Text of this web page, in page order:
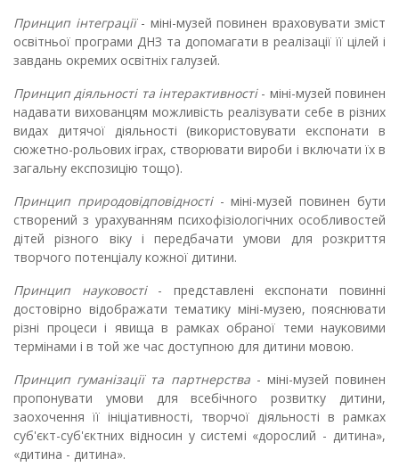
Принцип інтеграції- міні-музей повинен враховувати зміст
освітньої програми ДНЗ та допомагати в реалізації її цілей і
завдань окремих освітніх галузей.
Принцип діяльності та інтерактивності- міні-музей повинен
надавати вихованцям можливість реалізувати себе в різних
видах дитячої діяльності (використовувати експонати в
сюжетно-рольових іграх, створювати вироби і включати їх в
загальну експозицію тощо).
Принцип природовідповідності- міні-музей повинен бути
створений з урахуванням психофізіологічних особливостей
дітей різного віку і передбачати умови для розкриття
творчого потенціалу кожної дитини.
Принцип науковості- представлені експонати повинні
достовірно відображати тематику міні-музею, пояснювати
різні процеси і явища в рамках обраної теми науковими
термінами і в той же час доступною для дитини мовою.
Принцип гуманізації та партнерства- міні-музей повинен
пропонувати умови для всебічного розвитку дитини,
заохочення її ініціативності, творчої діяльності в рамках
суб'єкт-суб'єктних відносин у системі «дорослий - дитина»,
«дитина - дитина».